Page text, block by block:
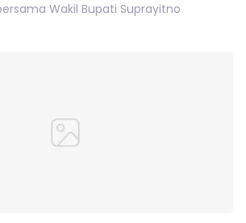
Wakil Bupati Suprayitno